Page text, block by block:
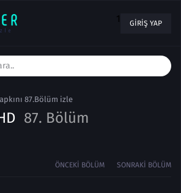
1 GIRIŞ YAP
87.Bölüm izle
87. Bölüm
ÖNCEKI BÖLÜM SONRAKI BÖLÜM